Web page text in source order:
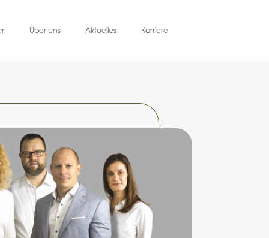
Über uns Aktuelles Karriere